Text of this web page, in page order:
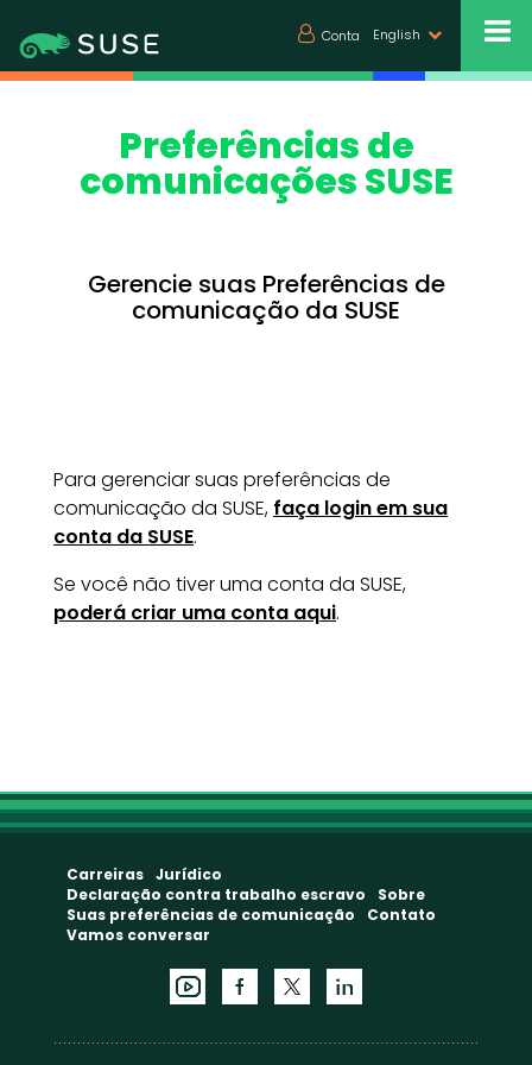
Conta English
Preferências de
comunicações SUSE
Gerencie suas Preferências de
comunicação da SUSE
Para gerenciar suas preferências de
comunicação da SUSE, faça login em sua
conta da SUSE.
Se você não tiver uma conta da SUSE,
poderá criar uma conta aqui.
Carreiras
Jurídico
Declaração contra trabalho escravo
Sobre
Suas preferências de comunicação
Contato
Vamos conversar